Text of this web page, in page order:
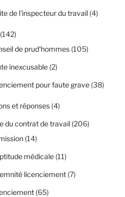
de l'inspecteur du travail(4)
de prud'hommes(105)
inexcusable(2)
pour faute grave(38)
et réponses(4)
du contrat de travail(206)
(14)
médicale(11)
licenciement(7)
(65)